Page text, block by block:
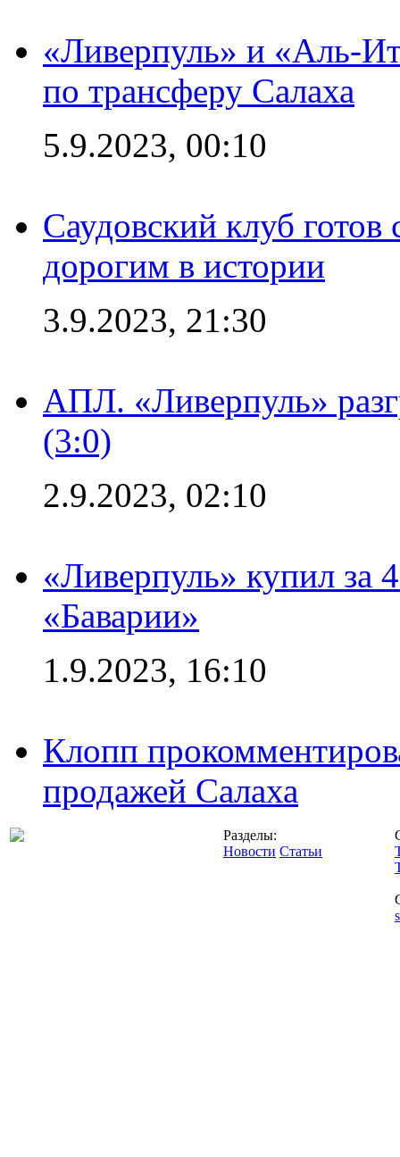
«Ливерпуль» и «Аль-
по трансферу Салаха
5.9.2023, 00:10
Саудовский клуб
дорогим в истории
3.9.2023, 21:30
АПЛ. «Ливерпуль»
(3:0)
2.9.2023, 02:10
«Ливерпуль» купил за
«Баварии»
1.9.2023, 16:10
Клопп
продажей Салаха
Разделы:
Новости Статьи